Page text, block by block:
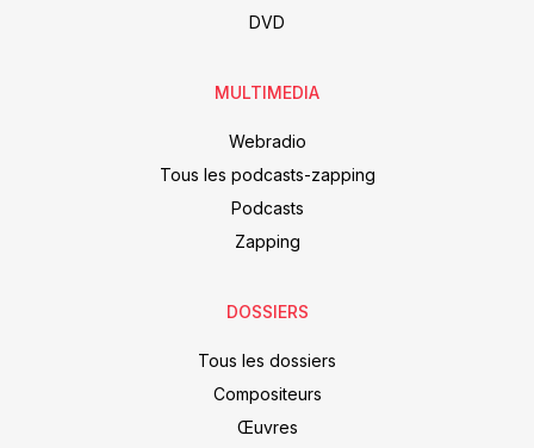
DVD
MULTIMEDIA
Webradio
Tous les podcasts-zapping
Podcasts
Zapping
DOSSIERS
Tous les dossiers
Compositeurs
Œuvres